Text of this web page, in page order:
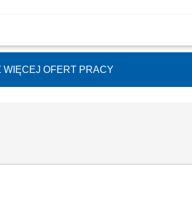
aparatury elektronicznej i mechanicznej.
WIĘCEJ OFERT PRACY